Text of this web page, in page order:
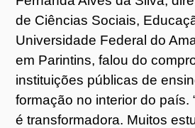
de Ciências Sociais,
Universidade Federal do
em Parintins, falou do
instituições públicas de
formação no interior do país.
é transformadora. Muitos